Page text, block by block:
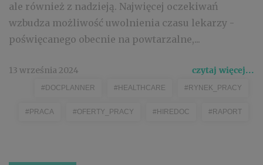
ale również z nadzieją. Najwięcej oczekiwań
wzbudza możliwość uwolnienia czasu lekarzy -
poświęcanego obecnie na powtarzalne,...
13 września 2024 czytaj więcej...
#DOCPLANNER #HEALTHCARE #RYNEK_PRACY
#PRACA #OFERTY_PRACY #HIREDOC #RAPORT